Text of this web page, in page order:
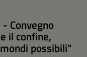
Convegno
il confine,
possibili"